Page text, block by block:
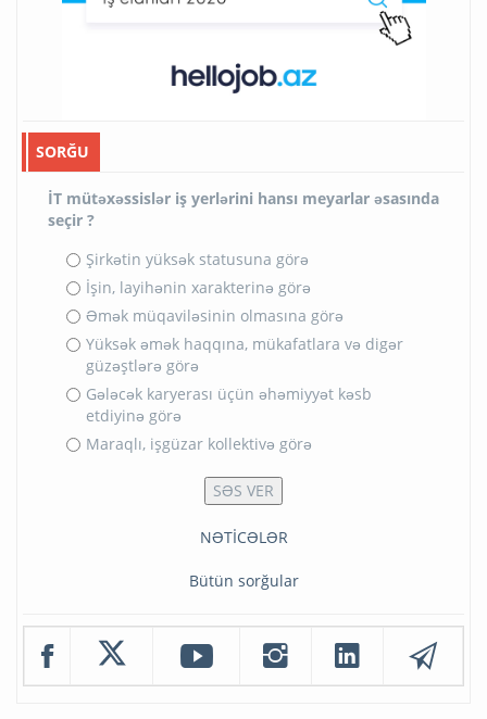
SORĞU
İT mütəxəssislər iş yerlərini hansı meyarlar əsasında
seçir ?
Şirkətin yüksək statusuna görə
İşin, layihənin xarakterinə görə
Əmək müqaviləsinin olmasına görə
Yüksək əmək haqqına, mükafatlara və digər
güzəştlərə görə
Gələcək karyerası üçün əhəmiyyət kəsb
etdiyinə görə
Maraqlı, işgüzar kollektivə görə
NƏTİCƏLƏR
Bütün sorğular